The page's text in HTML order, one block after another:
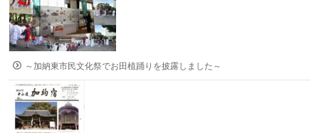
～加納東市民文化祭でお田植踊りを披露しました～